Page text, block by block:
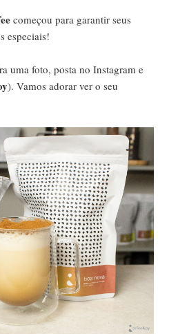
começou para garantir seus
especiais!
uma foto, posta no Instagram e
). Vamos adorar ver o seu